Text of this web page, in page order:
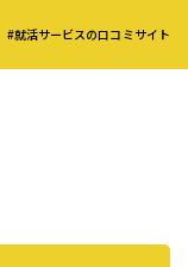
#就活サービスの口コミサイト